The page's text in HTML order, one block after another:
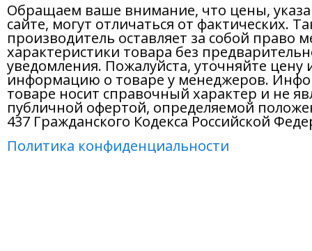
Обращаем ваше внимание, что цены,
сайте, могут отличаться от фактических.
производитель оставляет за собой право
характеристики товара без
уведомления. Пожалуйста, уточняйте цену
информацию о товаре у менеджеров.
товаре носит справочный характер и не
публичной офертой, определяемой
437 Гражданского Кодекса Российской
Политика конфиденциальности